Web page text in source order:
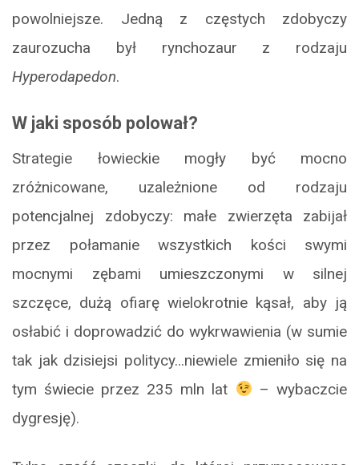
powolniejsze. Jedną z częstych zdobyczy
zaurozucha był rynchozaur z rodzaju
Hyperodapedon.
W jaki sposób polował?
Strategie łowieckie mogły być mocno
zróżnicowane, uzależnione od rodzaju
potencjalnej zdobyczy: małe zwierzęta zabijał
przez połamanie wszystkich kości swymi
mocnymi zębami umieszczonymi w silnej
szczęce, dużą ofiarę wielokrotnie kąsał, aby ją
osłabić i doprowadzić do wykrwawienia (w sumie
tak jak dzisiejsi politycy…niewiele zmieniło się na
tym świecie przez 235 mln lat
– wybaczcie
dygresję).